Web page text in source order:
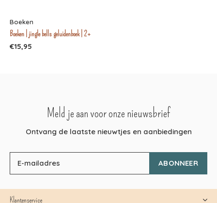
Boeken
Boeken | jingle bells geluidenboek | 2+
€15,95
Meld je aan voor onze nieuwsbrief
Ontvang de laatste nieuwtjes en aanbiedingen
ABONNEER
Klantenservice